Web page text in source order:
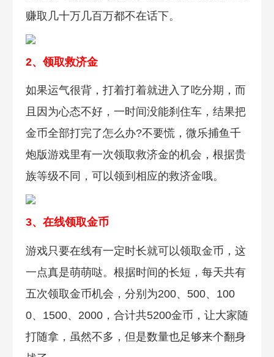
赚取几十万几百万都不在话下。
2、领取救济金
如果运气很背，打着打着就进入了吃分期，而
且因为心态不好，一时间没能刹住车，结果把
金币全部打完了怎么办?不要慌，微乐捕鱼千
炮版游戏里有一次领取救济金的机会，根据贵
族等级不同，可以领到相应的救济金哦。
3、在线领取金币
游戏只要在线有一定时长就可以领取金币，这
一点真是萌萌哒。根据时间的长短，每天共有
五次领取金币机会，分别为200、500、100
0、1500、2000，合计共5200金币，让大家随
打随拿，虽然不多，但是数量也足够来个翻身